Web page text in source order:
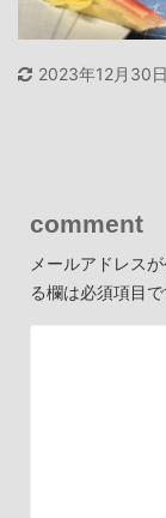
2023年12月30日
comment
メールアドレス
る欄は必須項目